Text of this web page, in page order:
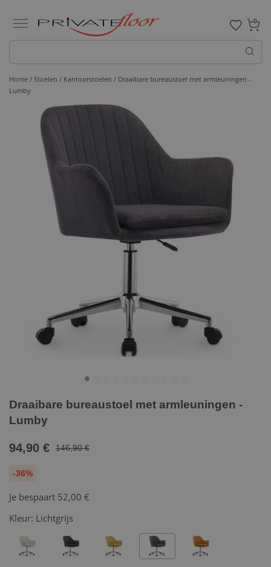
0
Home / Stoelen / Kantoorstoelen / Draaibare bureaustoel met armleuningen -
Lumby
Draaibare bureaustoel met armleuningen -
Lumby
94,90 € 146,90 €
-36%
Je bespaart 52,00 €
Kleur: Lichtgrijs